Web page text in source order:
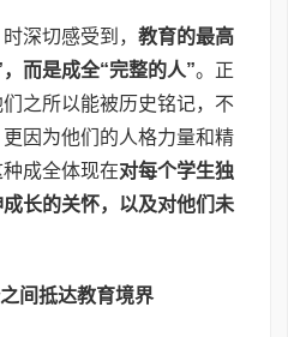
深切感受到， 教育的最高
而是成全“完整的人”。正
之所以能被历史铭记，不
因为他们的人格力量和精
成全体现在对每个学生独
长的关怀，以及对他们未
间抵达教育境界